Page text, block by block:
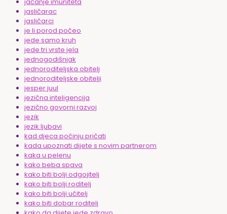
jasličarac
jasličarci
je li porod počeo
jede samo kruh
jede tri vrste jela
jednogodišnjak
jednoroditeljska obitelj
jednoroditeljske obitelji
jesper juul
jezična inteligencija
jezično govorni razvoj
jezik
jezik ljubavi
kad djeca počinju pričati
kada upoznati dijete s novim partnerom
kaka u pelenu
kako beba spava
kako biti bolji odgojitelj
kako biti bolji roditelj
kako biti bolji učitelj
kako biti dobar roditelj